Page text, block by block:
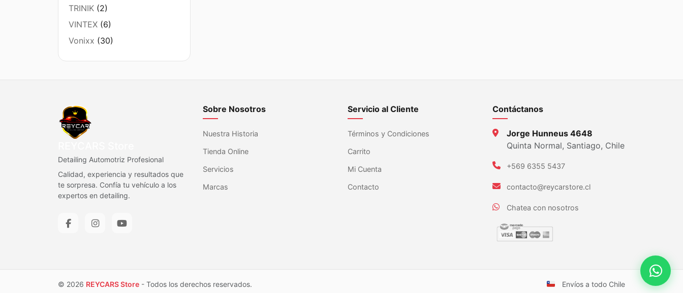
TRINIK (2)
VINTEX (6)
Vonixx (30)
Detailing Automotriz Profesional
Calidad, experiencia y resultados que
te sorpresa. Confía tu vehículo a los
expertos en detailing.
Sobre Nosotros
Nuestra Historia
Tienda Online
Servicios
Marcas
Servicio al Cliente
Términos y Condiciones
Carrito
Mi Cuenta
Contacto
Contáctanos
Jorge Hunneus 4648
Quinta Normal, Santiago, Chile
+569 6355 5437
contacto@reycarstore.cl
Chatea con nosotros
© 2026 REYCARS Store - Todos los derechos reservados. Envíos a todo Chile